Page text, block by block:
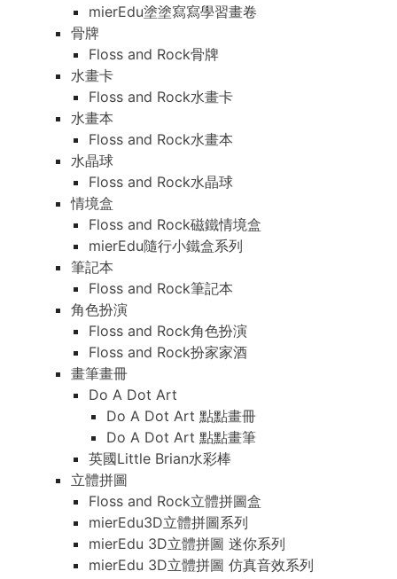
mierEdu塗塗寫寫學習畫卷
骨牌
Floss and Rock骨牌
水畫卡
Floss and Rock水畫卡
水畫本
Floss and Rock水畫本
水晶球
Floss and Rock水晶球
情境盒
Floss and Rock磁鐵情境盒
mierEdu隨行小鐵盒系列
筆記本
Floss and Rock筆記本
角色扮演
Floss and Rock角色扮演
Floss and Rock扮家家酒
畫筆畫冊
Do A Dot Art
Do A Dot Art 點點畫冊
Do A Dot Art 點點畫筆
英國Little Brian水彩棒
立體拼圖
Floss and Rock立體拼圖盒
mierEdu3D立體拼圖系列
mierEdu 3D立體拼圖 迷你系列
mierEdu 3D立體拼圖 仿真音效系列